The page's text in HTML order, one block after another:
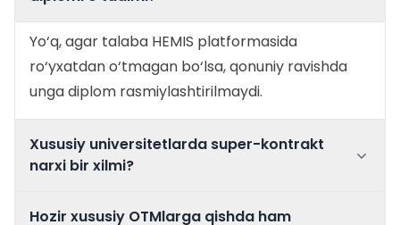
Yo‘q, agar talaba HEMIS platformasida
ro‘yxatdan o‘tmagan bo‘lsa, qonuniy ravishda
unga diplom rasmiylashtirilmaydi.
Xususiy universitetlarda super-kontrakt
narxi bir xilmi?
Hozir xususiy OTMlarga qishda ham